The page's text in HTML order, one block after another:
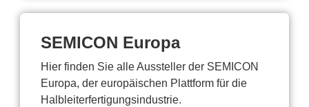
SEMICON Europa
Hier finden Sie alle Aussteller der SEMICON
Europa, der europäischen Plattform für die
Halbleiterfertigungsindustrie.